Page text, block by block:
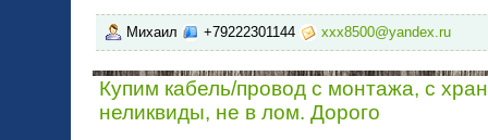
Михаил +79222301144 xxx8500@yandex.ru
Купим кабель/провод с монтажа, с
неликвиды, не в лом. Дорого